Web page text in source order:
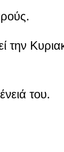
την
του.